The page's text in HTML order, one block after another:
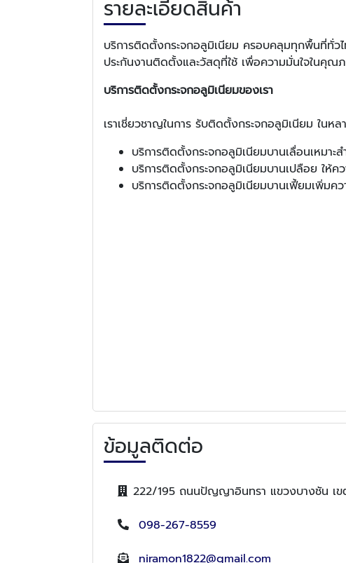
รายละเอียดสินค้า
บริการติดตั้งกระจกอลูมิเนียม ครอบคลุมทุกพื้นที่ทั่วไ
ประกันงานติดตั้งและวัสดุที่ใช้ เพื่อความมั่นใจในคุณ
บริการติดตั้งกระจกอลูมิเนียมของเรา
เราเชี่ยวชาญในการ รับติดตั้งกระจกอลูมิเนียม ในหล
บริการติดตั้งกระจกอลูมิเนียมบานเลื่อนเหมาะ
บริการติดตั้งกระจกอลูมิเนียมบานเปลือย ให้ค
บริการติดตั้งกระจกอลูมิเนียมบานเฟี้ยมเพิ่มค
ข้อมูลติดต่อ
222/195 ถนนปัญญาอินทรา แขวงบางชัน เข
098-267-8559
niramon1822@gmail.com